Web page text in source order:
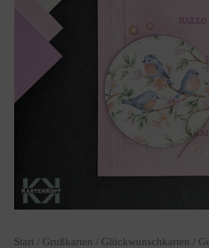
Start / Grußkarten / Glückwunschkarten /